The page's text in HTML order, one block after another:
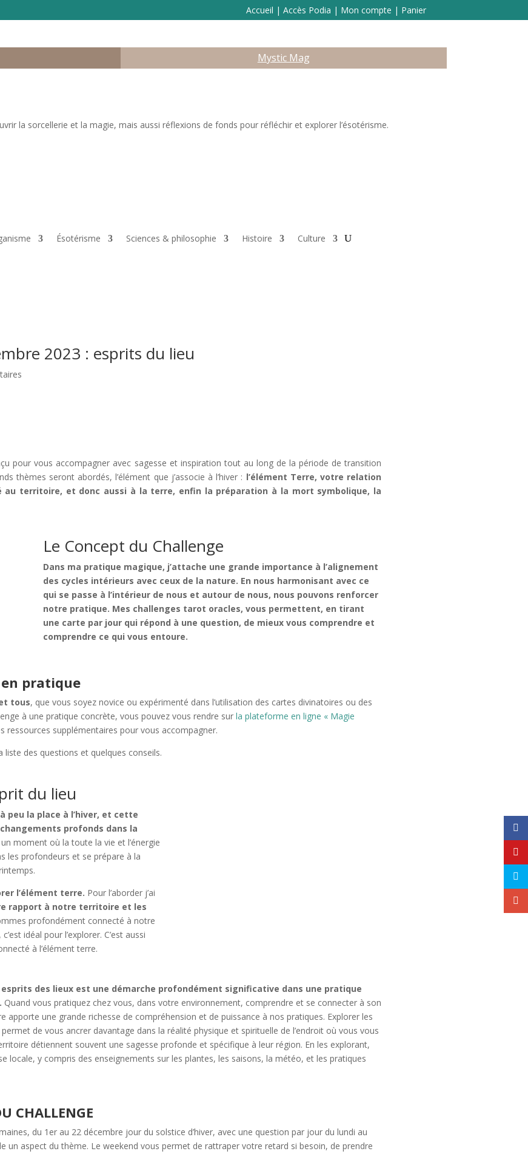
Accueil | Accès Podia | Mon compte | Panier
Mystic Mag
la sorcellerie et la magie, mais aussi réflexions de fonds pour réfléchir et explorer l’ésotérisme.
Ésotérisme Sciences & philosophie Histoire Culture
2023 : esprits du lieu
pour vous accompagner avec sagesse et inspiration tout au long de la période de transition
thèmes seront abordés, l’élément que j’associe à l’hiver : l’élément Terre, votre relation
au territoire, et donc aussi à la terre, enfin la préparation à la mort symbolique, la
Le Concept du Challenge
Dans ma pratique magique, j’attache une grande importance à l’alignement
des cycles intérieurs avec ceux de la nature. En nous harmonisant avec ce
qui se passe à l’intérieur de nous et autour de nous, nous pouvons renforcer
notre pratique. Mes challenges tarot oracles, vous permettent, en tirant
une carte par jour qui répond à une question, de mieux vous comprendre et
comprendre ce qui vous entoure.
pratique
tous, que vous soyez novice ou expérimenté dans l’utilisation des cartes divinatoires ou des
à une pratique concrète, vous pouvez vous rendre sur la plateforme en ligne « Magie
ressources supplémentaires pour vous accompagner.
liste des questions et quelques conseils.
du lieu
peu la place à l’hiver, et cette
profonds dans la
un moment où la toute la vie et l’énergie
les profondeurs et se prépare à la
l’élément terre. Pour l’aborder j’ai
rapport à notre territoire et les
profondément connecté à notre
idéal pour l’explorer. C’est aussi
à l’élément terre.
des lieux est une démarche profondément significative dans une pratique
Quand vous pratiquez chez vous, dans votre environnement, comprendre et se connecter à son
apporte une grande richesse de compréhension et de puissance à nos pratiques. Explorer les
de vous ancrer davantage dans la réalité physique et spirituelle de l’endroit où vous vous
détiennent souvent une sagesse profonde et spécifique à leur région. En les explorant,
locale, y compris des enseignements sur les plantes, les saisons, la météo, et les pratiques
CHALLENGE
du 1er au 22 décembre jour du solstice d’hiver, avec une question par jour du lundi au
un aspect du thème. Le weekend vous permet de rattraper votre retard si besoin, de prendre